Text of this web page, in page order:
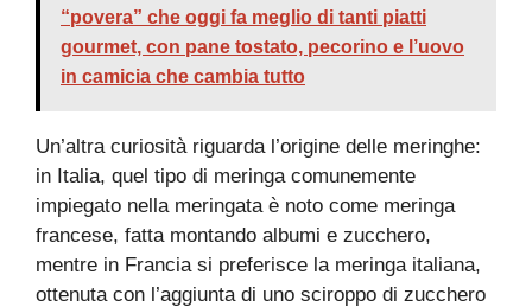
“povera” che oggi fa meglio di tanti piatti
gourmet, con pane tostato, pecorino e l’uovo
in camicia che cambia tutto
Un’altra curiosità riguarda l’origine delle meringhe:
in Italia, quel tipo di meringa comunemente
impiegato nella meringata è noto come meringa
francese, fatta montando albumi e zucchero,
mentre in Francia si preferisce la meringa italiana,
ottenuta con l’aggiunta di uno sciroppo di zucchero